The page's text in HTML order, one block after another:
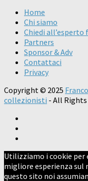
Home
Chi siamo
Chiedi
Partners
Sponsor & Adv
Contattaci
Privacy
Copyright © 2025
collezionisti - All Rights
Utilizziamo i cookie per
migliore esperienza sul
questo sito noi